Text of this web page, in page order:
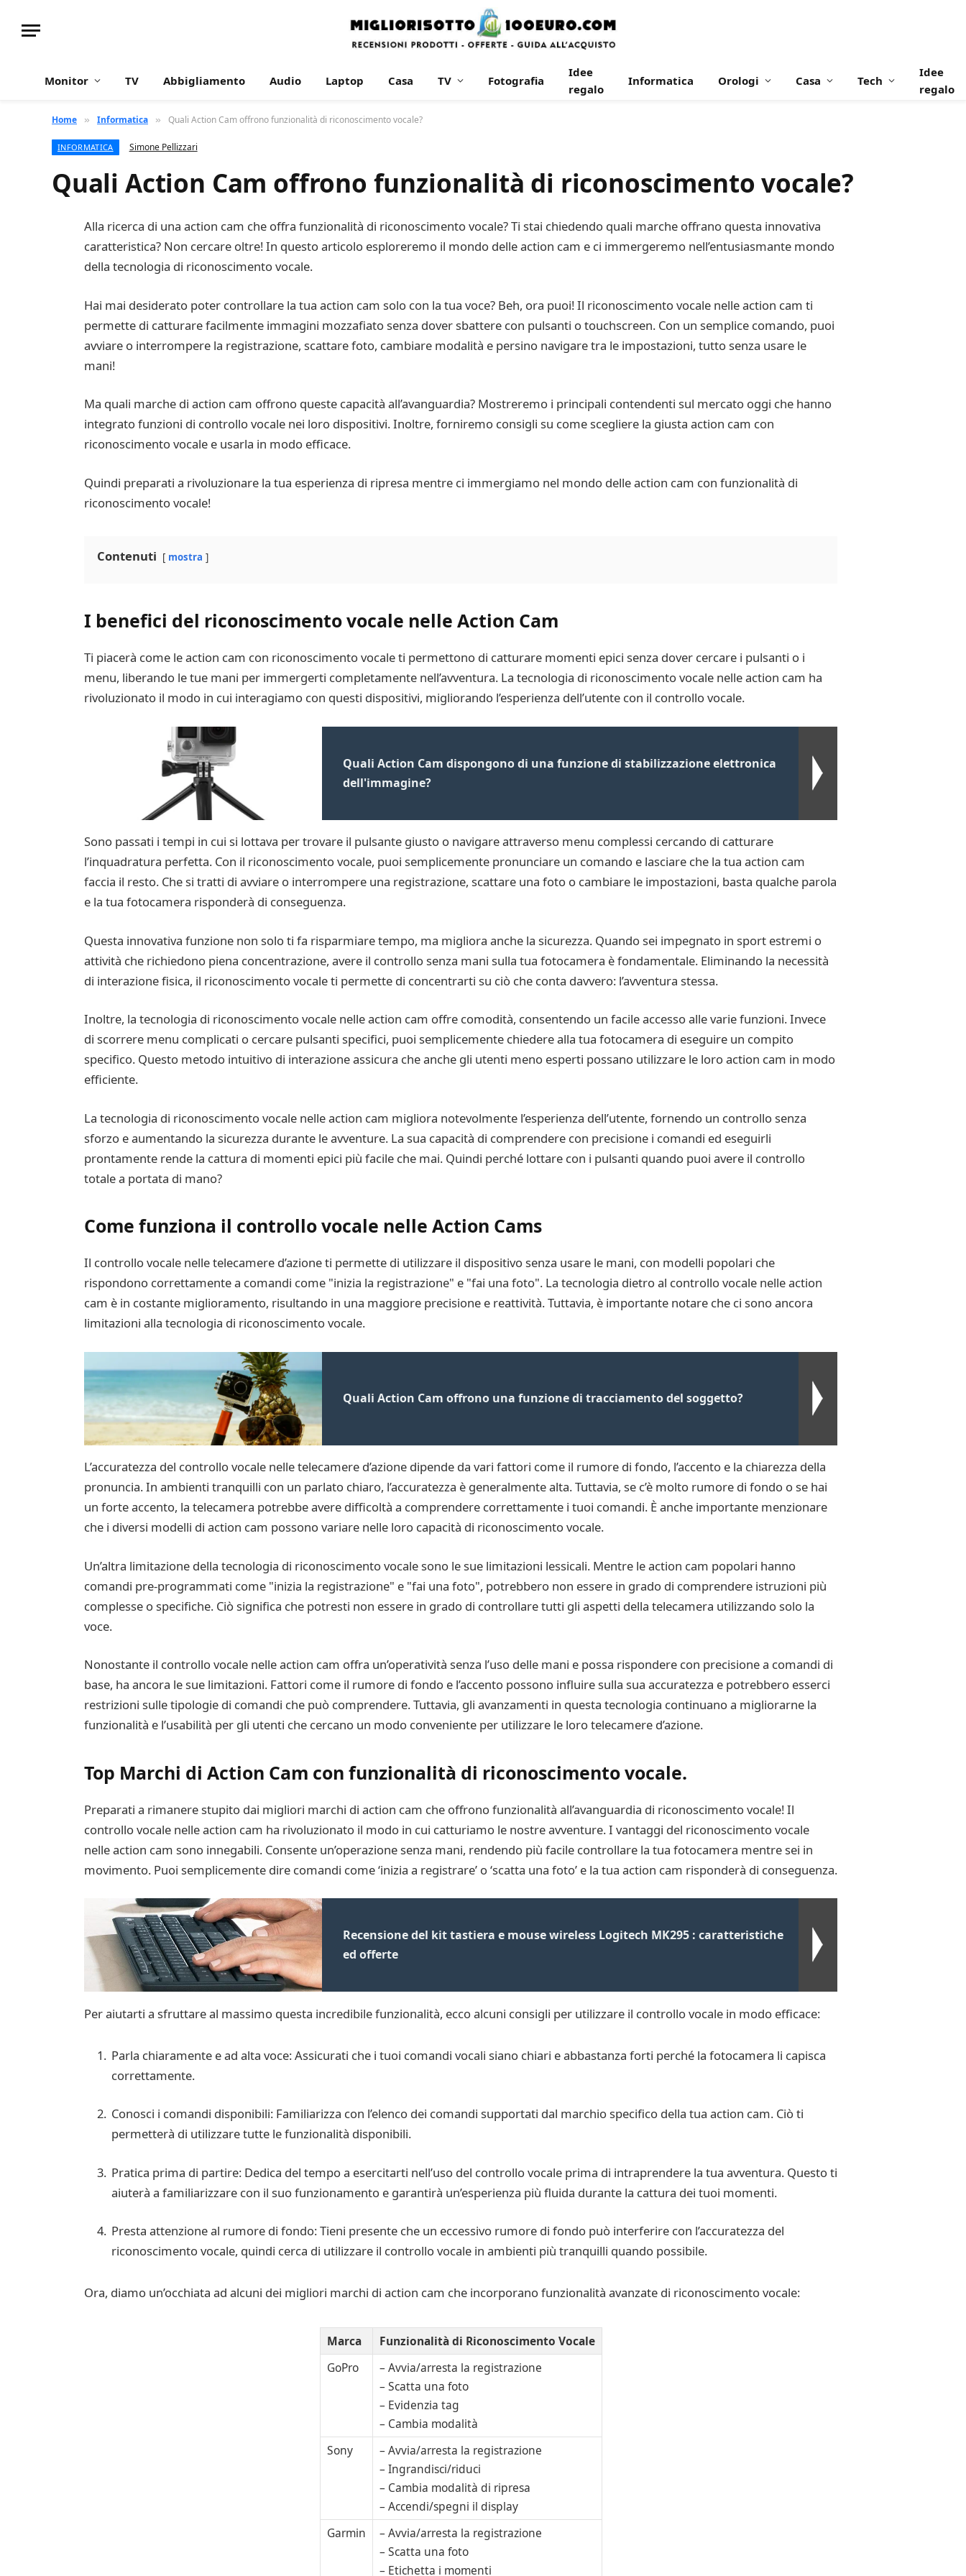
Monitor TV Abbigliamento Audio Laptop Casa TV Fotografia
Idee
regalo
Informatica Orologi Casa Tech
Idee
regalo
Home » Informatica » Quali Action Cam offrono funzionalità di riconoscimento vocale?
INFORMATICA Simone Pellizzari
Quali Action Cam offrono funzionalità di riconoscimento vocale?
Alla ricerca di una action cam che offra funzionalità di riconoscimento vocale? Ti stai chiedendo quali marche offrano questa innovativa
caratteristica? Non cercare oltre! In questo articolo esploreremo il mondo delle action cam e ci immergeremo nell’entusiasmante mondo
della tecnologia di riconoscimento vocale.
Hai mai desiderato poter controllare la tua action cam solo con la tua voce? Beh, ora puoi! Il riconoscimento vocale nelle action cam ti
permette di catturare facilmente immagini mozzafiato senza dover sbattere con pulsanti o touchscreen. Con un semplice comando, puoi
avviare o interrompere la registrazione, scattare foto, cambiare modalità e persino navigare tra le impostazioni, tutto senza usare le
mani!
Ma quali marche di action cam offrono queste capacità all’avanguardia? Mostreremo i principali contendenti sul mercato oggi che hanno
integrato funzioni di controllo vocale nei loro dispositivi. Inoltre, forniremo consigli su come scegliere la giusta action cam con
riconoscimento vocale e usarla in modo efficace.
Quindi preparati a rivoluzionare la tua esperienza di ripresa mentre ci immergiamo nel mondo delle action cam con funzionalità di
riconoscimento vocale!
Contenuti mostra
I benefici del riconoscimento vocale nelle Action Cam
Ti piacerà come le action cam con riconoscimento vocale ti permettono di catturare momenti epici senza dover cercare i pulsanti o i
menu, liberando le tue mani per immergerti completamente nell’avventura. La tecnologia di riconoscimento vocale nelle action cam ha
rivoluzionato il modo in cui interagiamo con questi dispositivi, migliorando l’esperienza dell’utente con il controllo vocale.
Quali Action Cam dispongono di una funzione di stabilizzazione elettronica
dell'immagine?
Sono passati i tempi in cui si lottava per trovare il pulsante giusto o navigare attraverso menu complessi cercando di catturare
l’inquadratura perfetta. Con il riconoscimento vocale, puoi semplicemente pronunciare un comando e lasciare che la tua action cam
faccia il resto. Che si tratti di avviare o interrompere una registrazione, scattare una foto o cambiare le impostazioni, basta qualche parola
e la tua fotocamera risponderà di conseguenza.
Questa innovativa funzione non solo ti fa risparmiare tempo, ma migliora anche la sicurezza. Quando sei impegnato in sport estremi o
attività che richiedono piena concentrazione, avere il controllo senza mani sulla tua fotocamera è fondamentale. Eliminando la necessità
di interazione fisica, il riconoscimento vocale ti permette di concentrarti su ciò che conta davvero: l’avventura stessa.
Inoltre, la tecnologia di riconoscimento vocale nelle action cam offre comodità, consentendo un facile accesso alle varie funzioni. Invece
di scorrere menu complicati o cercare pulsanti specifici, puoi semplicemente chiedere alla tua fotocamera di eseguire un compito
specifico. Questo metodo intuitivo di interazione assicura che anche gli utenti meno esperti possano utilizzare le loro action cam in modo
efficiente.
La tecnologia di riconoscimento vocale nelle action cam migliora notevolmente l’esperienza dell’utente, fornendo un controllo senza
sforzo e aumentando la sicurezza durante le avventure. La sua capacità di comprendere con precisione i comandi ed eseguirli
prontamente rende la cattura di momenti epici più facile che mai. Quindi perché lottare con i pulsanti quando puoi avere il controllo
totale a portata di mano?
Come funziona il controllo vocale nelle Action Cams
Il controllo vocale nelle telecamere d’azione ti permette di utilizzare il dispositivo senza usare le mani, con modelli popolari che
rispondono correttamente a comandi come "inizia la registrazione" e "fai una foto". La tecnologia dietro al controllo vocale nelle action
cam è in costante miglioramento, risultando in una maggiore precisione e reattività. Tuttavia, è importante notare che ci sono ancora
limitazioni alla tecnologia di riconoscimento vocale.
Quali Action Cam offrono una funzione di tracciamento del soggetto?
L’accuratezza del controllo vocale nelle telecamere d’azione dipende da vari fattori come il rumore di fondo, l’accento e la chiarezza della
pronuncia. In ambienti tranquilli con un parlato chiaro, l’accuratezza è generalmente alta. Tuttavia, se c’è molto rumore di fondo o se hai
un forte accento, la telecamera potrebbe avere difficoltà a comprendere correttamente i tuoi comandi. È anche importante menzionare
che i diversi modelli di action cam possono variare nelle loro capacità di riconoscimento vocale.
Un’altra limitazione della tecnologia di riconoscimento vocale sono le sue limitazioni lessicali. Mentre le action cam popolari hanno
comandi pre-programmati come "inizia la registrazione" e "fai una foto", potrebbero non essere in grado di comprendere istruzioni più
complesse o specifiche. Ciò significa che potresti non essere in grado di controllare tutti gli aspetti della telecamera utilizzando solo la
voce.
Nonostante il controllo vocale nelle action cam offra un’operatività senza l’uso delle mani e possa rispondere con precisione a comandi di
base, ha ancora le sue limitazioni. Fattori come il rumore di fondo e l’accento possono influire sulla sua accuratezza e potrebbero esserci
restrizioni sulle tipologie di comandi che può comprendere. Tuttavia, gli avanzamenti in questa tecnologia continuano a migliorarne la
funzionalità e l’usabilità per gli utenti che cercano un modo conveniente per utilizzare le loro telecamere d’azione.
Top Marchi di Action Cam con funzionalità di riconoscimento vocale.
Preparati a rimanere stupito dai migliori marchi di action cam che offrono funzionalità all’avanguardia di riconoscimento vocale! Il
controllo vocale nelle action cam ha rivoluzionato il modo in cui catturiamo le nostre avventure. I vantaggi del riconoscimento vocale
nelle action cam sono innegabili. Consente un’operazione senza mani, rendendo più facile controllare la tua fotocamera mentre sei in
movimento. Puoi semplicemente dire comandi come ‘inizia a registrare’ o ‘scatta una foto’ e la tua action cam risponderà di conseguenza.
Recensione del kit tastiera e mouse wireless Logitech MK295 : caratteristiche
ed offerte
Per aiutarti a sfruttare al massimo questa incredibile funzionalità, ecco alcuni consigli per utilizzare il controllo vocale in modo efficace:
Parla chiaramente e ad alta voce: Assicurati che i tuoi comandi vocali siano chiari e abbastanza forti perché la fotocamera li capisca
correttamente.
Conosci i comandi disponibili: Familiarizza con l’elenco dei comandi supportati dal marchio specifico della tua action cam. Ciò ti
permetterà di utilizzare tutte le funzionalità disponibili.
Pratica prima di partire: Dedica del tempo a esercitarti nell’uso del controllo vocale prima di intraprendere la tua avventura. Questo ti
aiuterà a familiarizzare con il suo funzionamento e garantirà un’esperienza più fluida durante la cattura dei tuoi momenti.
Presta attenzione al rumore di fondo: Tieni presente che un eccessivo rumore di fondo può interferire con l’accuratezza del
riconoscimento vocale, quindi cerca di utilizzare il controllo vocale in ambienti più tranquilli quando possibile.
Ora, diamo un’occhiata ad alcuni dei migliori marchi di action cam che incorporano funzionalità avanzate di riconoscimento vocale:
Marca
Funzionalità di Riconoscimento Vocale
GoPro
– Avvia/arresta la registrazione
– Scatta una foto
– Evidenzia tag
– Cambia modalità
Sony
– Avvia/arresta la registrazione
– Ingrandisci/riduci
– Cambia modalità di ripresa
– Accendi/spegni il display
Garmin
– Avvia/arresta la registrazione
– Scatta una foto
– Etichetta i momenti